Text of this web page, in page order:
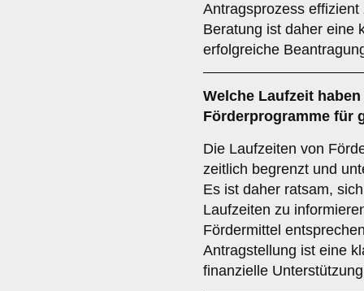
Antragsprozess
Beratung ist daher eine
erfolgreiche
Welche Laufzeit
Förderprogramme für
Die Laufzeiten von
zeitlich begrenzt und
Es ist daher ratsam,
Laufzeiten zu
Fördermittel
Antragstellung ist eine
finanzielle